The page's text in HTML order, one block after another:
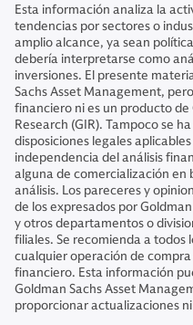
Esta información analiza la
tendencias por sectores o
amplio alcance, ya sean
debería interpretarse como
inversiones. El presente
Sachs Asset Management,
financiero ni es un producto
Research (GIR). Tampoco se
disposiciones legales
independencia del análisis
alguna de comercialización en
análisis. Los pareceres y
de los expresados por
y otros departamentos o
filiales. Se recomienda a todos
cualquier operación de
financiero. Esta información
Goldman Sachs Asset
proporcionar actualizaciones